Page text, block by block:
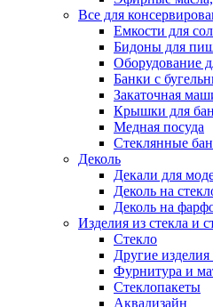
Все для
Емкости для
Бидоны для
Оборудование
Банки с
Закаточная
Крышки для
Медная посуда
Стеклянные
Деколь
Декали для
Деколь на
Деколь на
Изделия из стекла и
Стекло
Другие изделия
Фурнитура и
Стеклопакеты
Аквадизайн